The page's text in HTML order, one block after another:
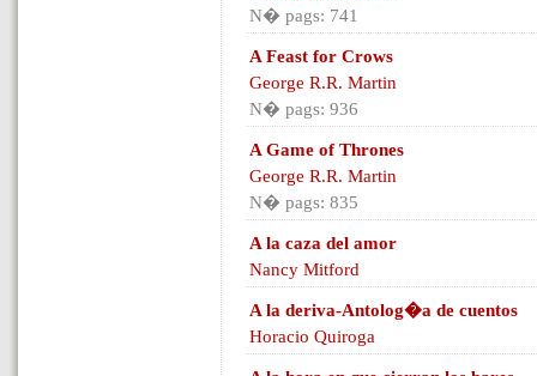
N� pags: 741
A Feast for Crows
George R.R. Martin
N� pags: 936
A Game of Thrones
George R.R. Martin
N� pags: 835
A la caza del amor
Nancy Mitford
A la deriva-Antolog�a de cuentos
Horacio Quiroga